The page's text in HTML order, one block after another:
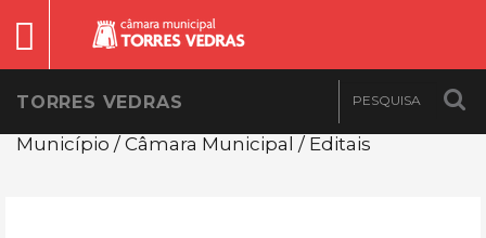
TORRES VEDRAS
Município / Câmara Municipal / Editais